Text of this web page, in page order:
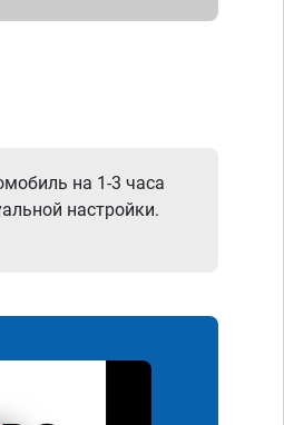
на 1-3 часа
настройки.